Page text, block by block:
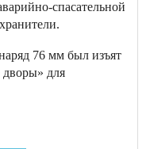
спасательной
76 мм был изъят
для